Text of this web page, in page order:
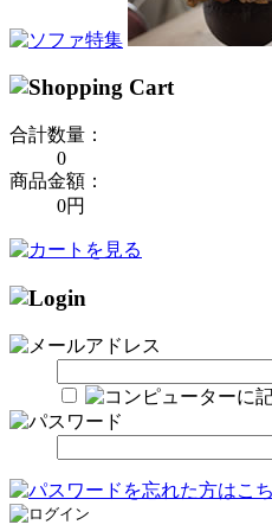
合計数量：
0
商品金額：
0円